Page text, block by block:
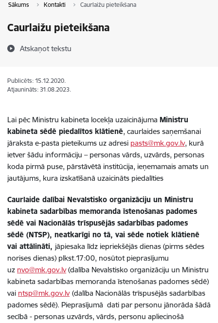
Sākums Kontakti Caurlaižu pieteikšana
Caurlaižu pieteikšana
Atskaņot tekstu
Publicēts: 15.12.2020.
Atjaunināts: 31.08.2023.
Lai pēc Ministru kabineta locekļa uzaicinājuma Ministru
kabineta sēdē piedalītos klātienē, caurlaides saņemšanai
jāraksta e-pasta pieteikums uz adresi pasts@mk.gov.lv, kurā
ietver šādu informāciju – personas vārds, uzvārds, personas
koda pirmā puse, pārstāvētā institūcija, ieņemamais amats un
jautājums, kura izskatīšanā uzaicināts piedalīties
Caurlaide dalībai Nevalstisko organizāciju un Ministru
kabineta sadarbības memoranda īstenošanas padomes
sēdē vai Nacionālās trīspusējās sadarbības padomes
sēdē (NTSP), neatkarīgi no tā, vai sēde notiek klātienē
vai attālināti, jāpiesaka līdz iepriekšējās dienas (pirms sēdes
norises dienas) plkst.17:00, nosūtot pieprasījumu
uz nvo@mk.gov.lv(dalība Nevalstisko organizāciju un Ministru
kabineta sadarbības memoranda īstenošanas padomes sēdē)
vai ntsp@mk.gov.lv (dalība Nacionālās trīspusējās sadarbības
padomes sēdē). Pieprasījumā dati par personu jānorāda šādā
secībā - personas uzvārds, vārds, personu apliecinošā